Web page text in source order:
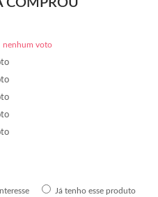
COMPROU
nenhum voto
Já tenho esse produto